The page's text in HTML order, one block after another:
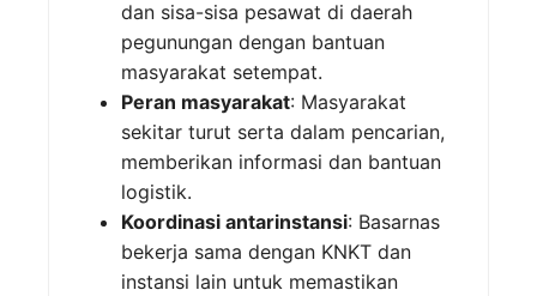
dan sisa-sisa pesawat di daerah
pegunungan dengan bantuan
masyarakat setempat.
Peran masyarakat: Masyarakat
sekitar turut serta dalam pencarian,
memberikan informasi dan bantuan
logistik.
Koordinasi antarinstansi: Basarnas
bekerja sama dengan KNKT dan
instansi lain untuk memastikan